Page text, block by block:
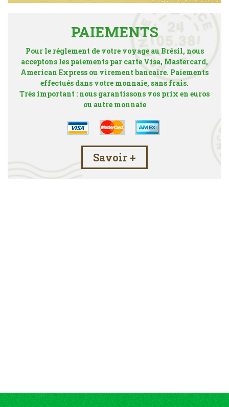
PAIEMENTS
Pour le réglement de votre voyage au Brésil, nous
acceptons les paiements par carte Visa, Mastercard,
American Express ou virement bancaire. Paiements
effectués dans votre monnaie, sans frais.
Très important : nous garantissons vos prix en euros
ou autre monnaie
Savoir +